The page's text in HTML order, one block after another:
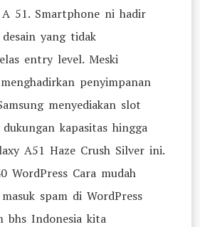
A 51. Smartphone ni hadir
yang tidak
entry level. Meski
penyimpanan
menyediakan slot
kapasitas hingga
A51 Haze Crush Silver ini.
WordPress Cara mudah
spam di WordPress
bhs Indonesia kita